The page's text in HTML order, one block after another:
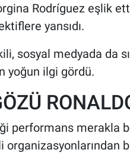
Rodríguez eşlik
yansıdı.
sosyal medyada da
yoğun ilgi gördü.
performans merakla